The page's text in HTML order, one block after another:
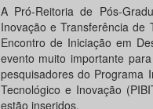
A Pró-Reitoria de Pós-
Inovação e Transferência
Encontro de Iniciação em
evento muito importante
pesquisadores do Programa
Tecnológico e Inovação
estão inseridos.